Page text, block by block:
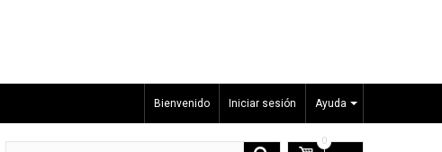
Ayuda
Bienvenido Iniciar sesión
0